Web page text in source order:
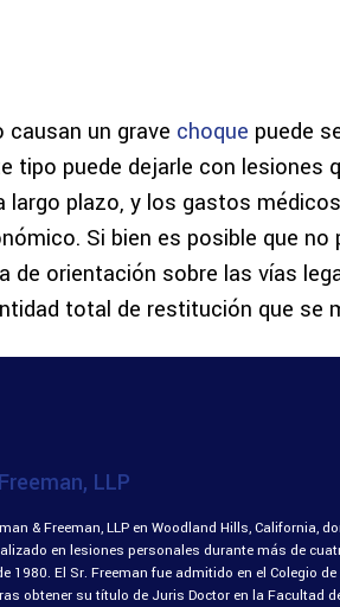
un grave choque puede
tipo puede dejarle con lesiones
largo plazo, y los gastos médicos
Si bien es posible que no
de orientación sobre las vías
total de restitución que se
LLP
& Freeman, LLP en Woodland Hills, California,
en lesiones personales durante más de
1980. El Sr. Freeman fue admitido en el Colegio de
obtener su título de Juris Doctor en la Facultad